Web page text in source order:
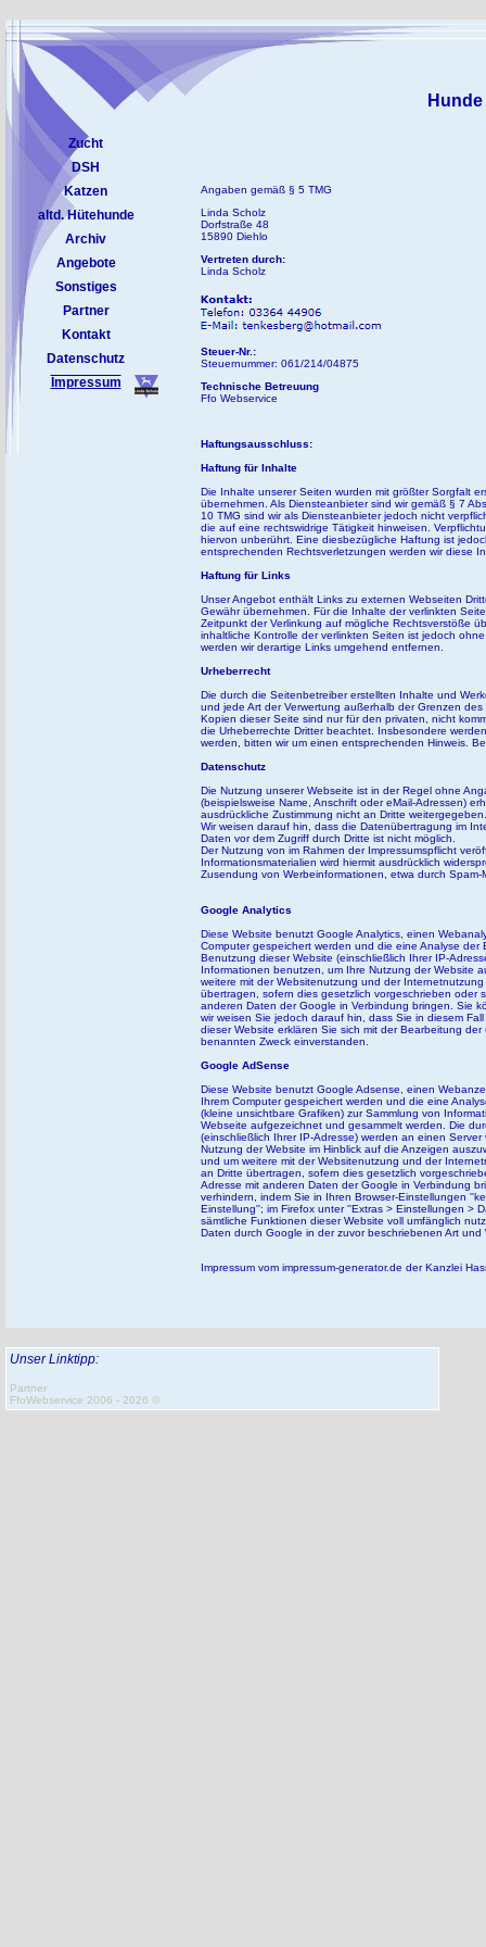
Zucht
DSH
Katzen
altd. Hütehunde
Archiv
Angebote
Sonstiges
Partner
Kontakt
Datenschutz
Impressum
Angaben gemäß § 5 TMG
Linda Scholz
Dorfstraße 48
15890 Diehlo
Vertreten durch:
Linda Scholz
Steuer-Nr.:
Steuernummer: 061/214/04875
Technische Betreuung
Ffo Webservice
Haftungsausschluss:
Haftung für Inhalte
Die Inhalte unserer Seiten wurden mit größter Sorgfalt
übernehmen. Als Diensteanbieter sind wir gemäß § 7
10 TMG sind wir als Diensteanbieter jedoch nicht
die auf eine rechtswidrige Tätigkeit hinweisen.
hiervon unberührt. Eine diesbezügliche Haftung ist
entsprechenden Rechtsverletzungen werden wir diese
Haftung für Links
Unser Angebot enthält Links zu externen Webseiten
Gewähr übernehmen. Für die Inhalte der verlinkten
Zeitpunkt der Verlinkung auf mögliche Rechtsverstöße
inhaltliche Kontrolle der verlinkten Seiten ist jedoch
werden wir derartige Links umgehend entfernen.
Urheberrecht
Die durch die Seitenbetreiber erstellten Inhalte und
und jede Art der Verwertung außerhalb der Grenzen
Kopien dieser Seite sind nur für den privaten, nicht
die Urheberrechte Dritter beachtet. Insbesondere
werden, bitten wir um einen entsprechenden Hinweis.
Datenschutz
Die Nutzung unserer Webseite ist in der Regel ohne
(beispielsweise Name, Anschrift oder eMail-Adressen)
ausdrückliche Zustimmung nicht an Dritte weitergegeben.
Wir weisen darauf hin, dass die Datenübertragung im
Daten vor dem Zugriff durch Dritte ist nicht möglich.
Der Nutzung von im Rahmen der Impressumspflicht
Informationsmaterialien wird hiermit ausdrücklich
Zusendung von Werbeinformationen, etwa durch Spam-
Google Analytics
Diese Website benutzt Google Analytics, einen
Computer gespeichert werden und die eine Analyse
Benutzung dieser Website (einschließlich Ihrer IP-
Informationen benutzen, um Ihre Nutzung der Website
weitere mit der Websitenutzung und der
übertragen, sofern dies gesetzlich vorgeschrieben oder
anderen Daten der Google in Verbindung bringen. Sie
wir weisen Sie jedoch darauf hin, dass Sie in diesem
dieser Website erklären Sie sich mit der Bearbeitung
benannten Zweck einverstanden.
Google AdSense
Diese Website benutzt Google Adsense, einen
Ihrem Computer gespeichert werden und die eine
(kleine unsichtbare Grafiken) zur Sammlung von
Webseite aufgezeichnet und gesammelt werden. Die
(einschließlich Ihrer IP-Adresse) werden an einen
Nutzung der Website im Hinblick auf die Anzeigen
und um weitere mit der Websitenutzung und der
an Dritte übertragen, sofern dies gesetzlich
Adresse mit anderen Daten der Google in Verbindung
verhindern, indem Sie in Ihren Browser-Einstellungen
Einstellung''; im Firefox unter ''Extras > Einstellungen >
sämtliche Funktionen dieser Website voll umfänglich
Daten durch Google in der zuvor beschriebenen Art
Impressum vom impressum-generator.de derKanzlei
Unser Linktipp:
Partner
FfoWebservice 2006 - 2026 ©